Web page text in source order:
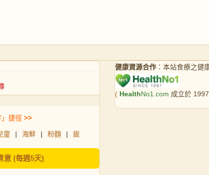
捷徑 >>
童 | 海鮮 | 粉麵 | 飯
意 (每週5天)
健康資源合作 ：本站食療之健
( HealthNo1.com 成立於